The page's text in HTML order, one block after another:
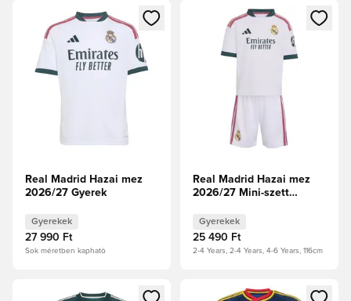
Megnyit egy modált a bejelentkezéshez vagy a tagként
Real Madrid Hazai mez
2026/27 Gyerek
Gyerekek
27 990 Ft
Sok méretben kapható
Megnyit egy modált a
Real Madrid Hazai mez
2026/27 Mini-szett
Gyerekek
25 490 Ft
2-4 Years, 2-4 Years, 4-6 Years, 116cm
Megnyit egy modált a bejelentkezéshez vagy a tagként
Megnyit egy modált a